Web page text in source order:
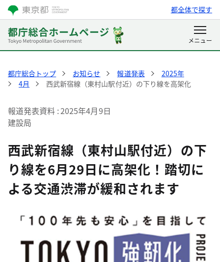
都全体で探す
都庁総合トップ お知らせ 報道発表
2025年
4月
西武新宿線（東村山駅付近）の下り線を高架化
報道発表資料 2025年4月9日
建設局
西武新宿線（東村山駅付近）の下
り線を6月29日に高架化！踏切に
よる交通渋滞が緩和されます